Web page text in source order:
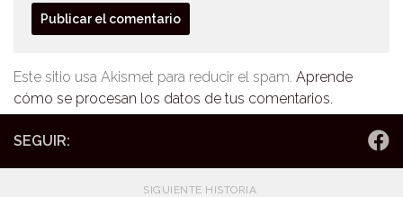
Este sitio usa Akismet para reducir el spam. Aprende
cómo se procesan los datos de tus comentarios.
SEGUIR:
SIGUIENTE HISTORIA